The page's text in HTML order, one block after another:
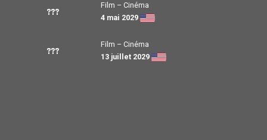
???
Film – Cinéma
4 mai 2029
???
Film – Cinéma
13 juillet 2029